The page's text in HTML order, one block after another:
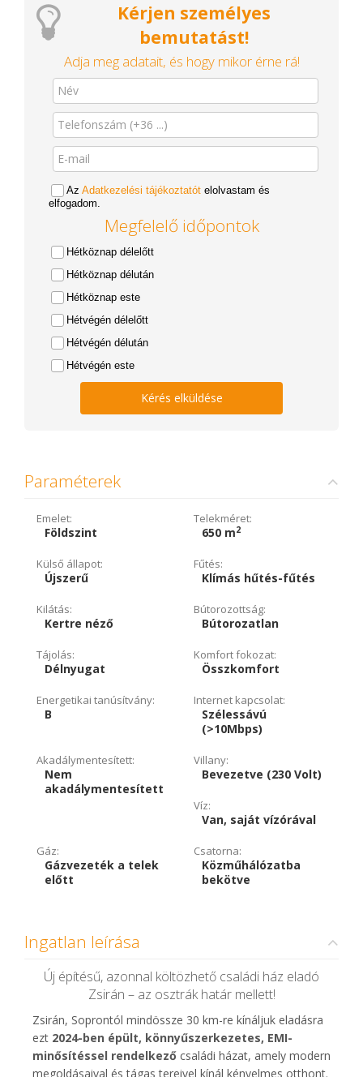
Kérjen személyes
bemutatást!
Adja meg adatait, és hogy mikor érne rá!
Az Adatkezelési tájékoztatót elolvastam és
elfogadom.
Megfelelő időpontok
Hétköznap délelőtt
Hétköznap délután
Hétköznap este
Hétvégén délelőtt
Hétvégén délután
Hétvégén este
Kérés elküldése
Paraméterek
Emelet:
Földszint
Telekméret:
650 m2
Külső állapot:
Újszerű
Fűtés:
Klímás hűtés-fűtés
Kilátás:
Kertre néző
Bútorozottság:
Bútorozatlan
Tájolás:
Délnyugat
Komfort fokozat:
Összkomfort
Energetikai tanúsítvány:
B
Internet kapcsolat:
Szélessávú
(>10Mbps)
Akadálymentesített:
Nem
akadálymentesített
Villany:
Bevezetve (230 Volt)
Víz:
Van, saját vízórával
Gáz:
Gázvezeték a telek
előtt
Csatorna:
Közműhálózatba
bekötve
Ingatlan leírása
Új építésű, azonnal költözhető családi ház eladó
Zsirán – az osztrák határ mellett!
Zsirán, Soprontól mindössze 30 km-re kínáljuk eladásra
ezt 2024-ben épült, könnyűszerkezetes, EMI-
minősítéssel rendelkező családi házat, amely modern
megoldásaival és tágas tereivel kínál kényelmes otthont.